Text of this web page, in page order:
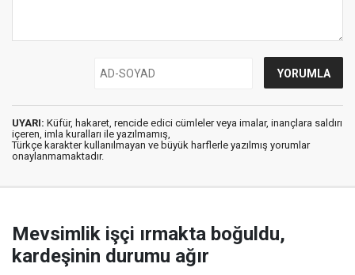
UYARI: Küfür, hakaret, rencide edici cümleler veya imalar, inançlara saldırı
içeren, imla kuralları ile yazılmamış,
Türkçe karakter kullanılmayan ve büyük harflerle yazılmış yorumlar
onaylanmamaktadır.
Mevsimlik işçi ırmakta boğuldu,
kardeşinin durumu ağır